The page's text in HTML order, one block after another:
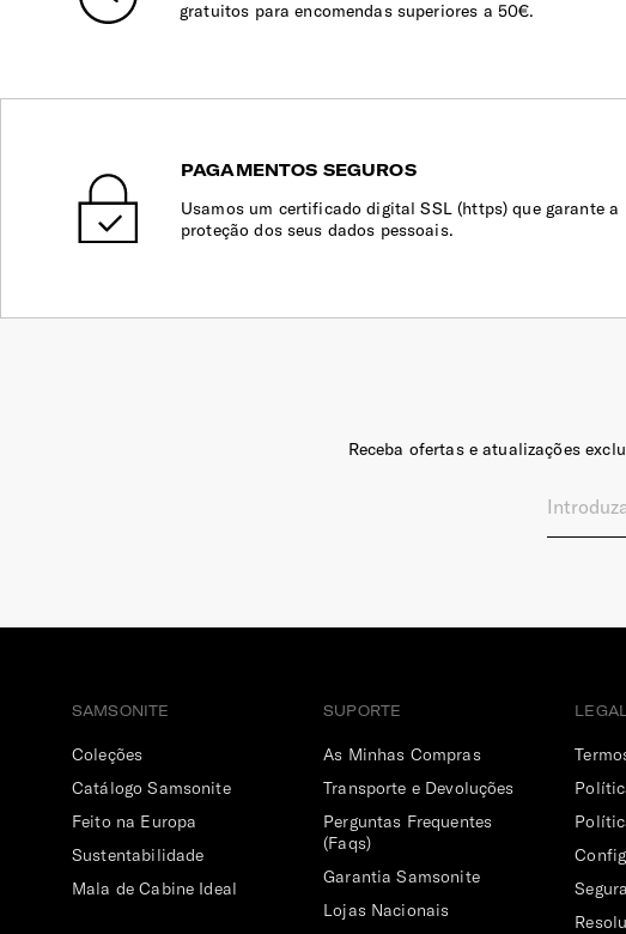
gratuitos para encomendas superiores a 50€.
PAGAMENTOS SEGUROS
Usamos um certificado digital SSL (https) que garante a
proteção dos seus dados pessoais.
Receba ofertas e atualizações
SAMSONITE
Coleções
Catálogo Samsonite
Feito na Europa
Sustentabilidade
Mala de Cabine Ideal
SUPORTE
As Minhas Compras
Transporte e Devoluções
Perguntas Frequentes
(Faqs)
Garantia Samsonite
Lojas Nacionais
LEGAL